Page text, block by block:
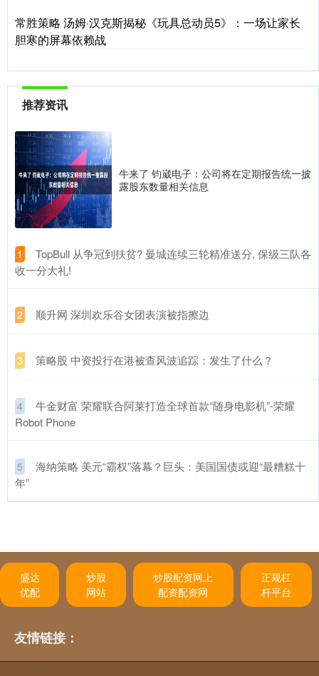
常胜策略 汤姆·汉克斯揭秘《玩具总动员5》：一场让家长
胆寒的屏幕依赖战
推荐资讯
牛来了 钧崴电子：公司将在定期报告统一披
露股东数量相关信息
1
​TopBull 从争冠到扶贫? 曼城连续三轮精准送分, 保级三队各
收一分大礼!
2 ​顺升网 深圳欢乐谷女团表演被指擦边
3 ​策略股 中资投行在港被查风波追踪：发生了什么？
4
​牛金财富 荣耀联合阿莱打造全球首款“随身电影机”-荣耀
Robot Phone
5
​海纳策略 美元“霸权”落幕？巨头：美国国债或迎“最糟糕十
年”
盛达
优配
炒股
网站
炒股配资网上
配资配资网
正规杠
杆平台
友情链接：